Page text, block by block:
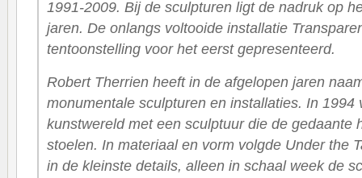
1991-2009. Bij de sculpturen ligt de nadruk op
jaren. De onlangs voltooide installatie
tentoonstelling voor het eerst gepresenteerd.
Robert Therrien heeft in de afgelopen jaren
monumentale sculpturen en installaties. In 1994
kunstwereld met een sculptuur die de gedaante
stoelen. In materiaal en vorm volgde Under the
in de kleinste details, alleen in schaal week de